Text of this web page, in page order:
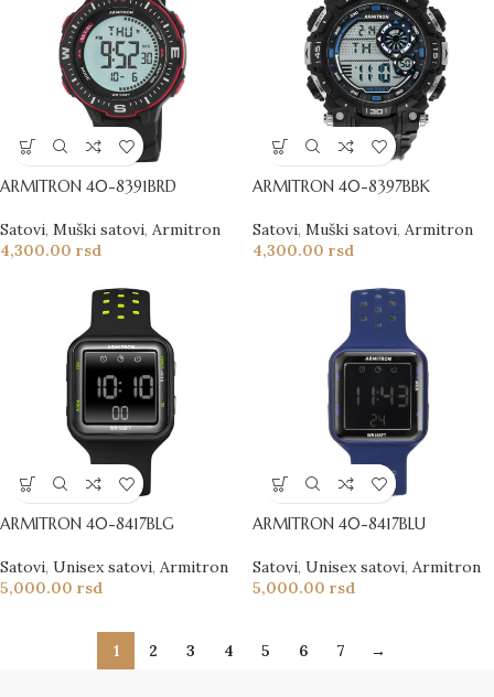
ARMITRON 40-8391BRD
Satovi, Muški satovi, Armitron
4,300.00 rsd
ARMITRON 40-8397BBK
Satovi, Muški satovi, Armitron
4,300.00 rsd
ARMITRON 40-8417BLG
Satovi, Unisex satovi, Armitron
5,000.00 rsd
ARMITRON 40-8417BLU
Satovi, Unisex satovi, Armitron
5,000.00 rsd
1 2 3 4 5 6 7 →